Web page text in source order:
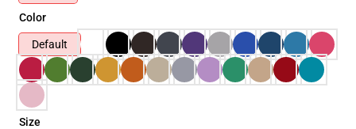
Color
Default
Size